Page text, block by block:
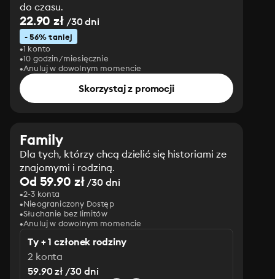
do czasu.
22.90 zł/30 dni
- 56% taniej
1 konto
10 godzin/miesięcznie
Anuluj w dowolnym momencie
Skorzystaj z promocji
Family
Dla tych, którzy chcą dzielić się historiami ze
znajomymi i rodziną.
Od 59.90 zł/30 dni
2-3 konta
Nieograniczony Dostęp
Słuchanie bez limitów
Anuluj w dowolnym momencie
Ty + 1 członek rodziny
2 konta
59.90 zł /30 dni